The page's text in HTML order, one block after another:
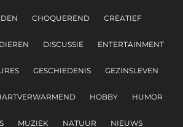
CHOQUEREND CREATIEF
DIEREN DISCUSSIE ENTERTAINMENT
GESCHIEDENIS GEZINSLEVEN
HOBBY HUMOR
MUZIEK NATUUR NIEUWS